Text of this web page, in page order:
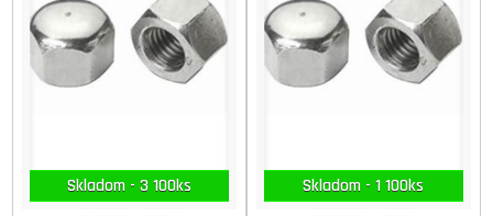
Skladom - 3 100ks Skladom - 1 100ks